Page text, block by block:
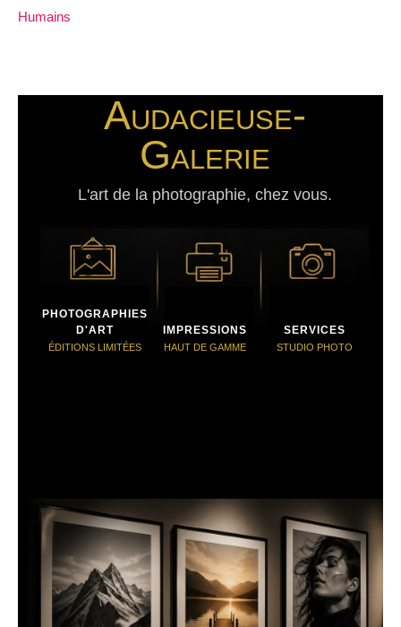
Humains
Audacieuse-
Galerie
L'art de la photographie, chez vous.
PHOTOGRAPHIES
D'ART
ÉDITIONS LIMITÉES
IMPRESSIONS
HAUT DE GAMME
SERVICES
STUDIO PHOTO